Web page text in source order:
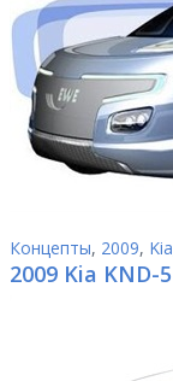
Концепты, 2009, Kia
2009 Kia KND-5